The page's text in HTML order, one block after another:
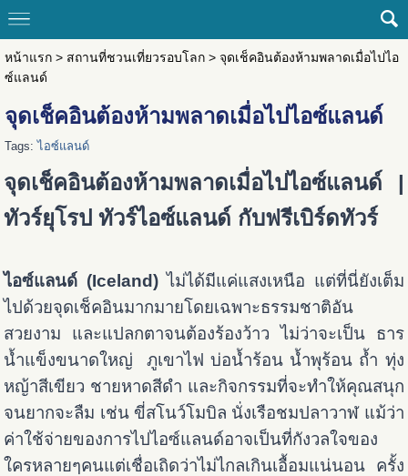
หน้าแรก> สถานที่ชวนเที่ยวรอบโลก> จุดเช็คอินต้องห้ามพลาดเมื่อไปไอ
ซ์แลนด์
จุดเช็คอินต้องห้ามพลาดเมื่อไปไอซ์แลนด์
Tags:ไอซ์แลนด์
จุดเช็คอินต้องห้ามพลาดเมื่อไปไอซ์แลนด์ |
ทัวร์ยุโรป ทัวร์ไอซ์แลนด์ กับฟรีเบิร์ดทัวร์
ไอซ์แลนด์ (Iceland)ไม่ได้มีแค่แสงเหนือ แต่ที่นี่ยังเต็ม
ไปด้วยจุดเช็คอินมากมายโดยเฉพาะธรรมชาติอัน
สวยงาม และแปลกตาจนต้องร้องว้าว ไม่ว่าจะเป็น ธาร
น้ำแข็งขนาดใหญ่ ภูเขาไฟ บ่อน้ำร้อน น้ำพุร้อน ถ้ำ ทุ่ง
หญ้าสีเขียว ชายหาดสีดำ และกิจกรรมที่จะทำให้คุณสนุก
จนยากจะลืม เช่น ขี่สโนว์โมบิล นั่งเรือชมปลาวาฬ แม้ว่า
ค่าใช้จ่ายของการไปไอซ์แลนด์อาจเป็นที่กังวลใจของ
ใครหลายๆคนแต่เชื่อเถิดว่าไม่ไกลเกินเอื้อมแน่นอน ครั้ง